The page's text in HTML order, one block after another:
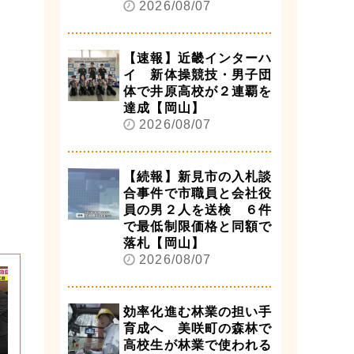
2026/08/07
【速報】近畿インターハ
イ 新体操競技・男子団
体で井原高校が２連覇を
達成【岡山】
2026/08/07
【続報】新見市の入札談
合事件で市職員と会社役
員の男２人を送検 ６件
で最低制限価格と同額で
落札【岡山】
2026/08/07
効率化進む林業の担い手
育成へ 美咲町の森林で
高校生が林業で使われる